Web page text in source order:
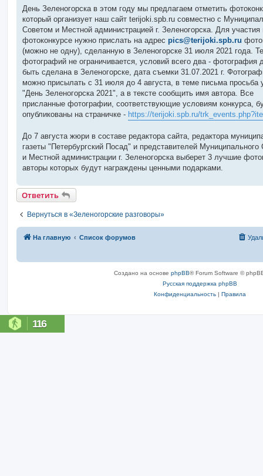
День Зеленогорска в этом году мы предлагаем отметить
который организует наш сайт terijoki.spb.ru совместно с
Советом и Местной администрацией г. Зеленогорска. Для участия
фотоконкурсе нужно прислать на адрес pics@terijoki.spb.ru
(можно не одну), сделанную в Зеленогорске 31 июля 2021 года.
фотографий не ограничивается, условий всего два - фотография
быть сделана в Зеленогорске, дата съемки 31.07.2021 г.
можно присылать с 31 июля до 4 августа, в теме письма просьба
"День Зеленогорска 2021", а в тексте сообщить имя автора. Все
присланные фотографии, соответствующие условиям конкурса,
опубликованы на страничке - https://terijoki.spb.ru/
До 7 августа жюри в составе редактора сайта, редактора
газеты "Петербургский Посад" и представителей Муниципального
и Местной администрации г. Зеленогорска выберет 3 лучшие
авторы которых будут награждены ценными подарками.
Ответить
Вернуться в «Зеленогорские разговоры»
На главную Список форумов
Создано на основе phpBB® Forum Software ©
Русская поддержка phpBB
Конфиденциальность | Правила
116